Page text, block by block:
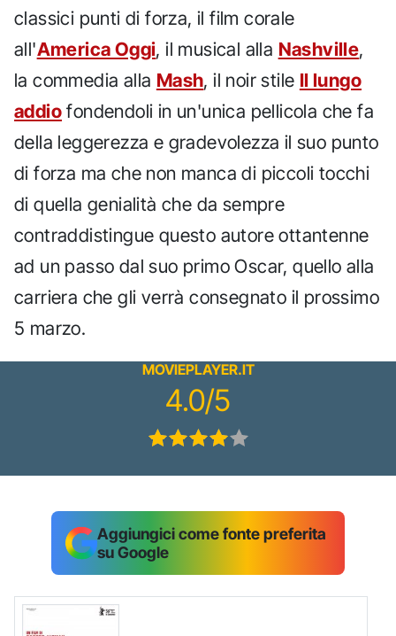
classici punti di forza, il film corale
all'America Oggi, il musical alla Nashville,
la commedia alla Mash, il noir stile Il lungo
addio fondendoli in un'unica pellicola che fa
della leggerezza e gradevolezza il suo punto
di forza ma che non manca di piccoli tocchi
di quella genialità che da sempre
contraddistingue questo autore ottantenne
ad un passo dal suo primo Oscar, quello alla
carriera che gli verrà consegnato il prossimo
5 marzo.
MOVIEPLAYER.IT
4.0/5
Aggiungici come fonte preferita
su Google